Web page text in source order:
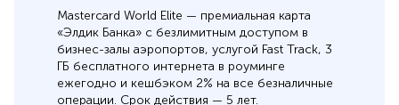
Mastercard World Elite — премиальная карта
«Элдик Банка» с безлимитным доступом в
бизнес-залы аэропортов, услугой Fast Track, 3
ГБ бесплатного интернета в роуминге
ежегодно и кешбэком 2% на все безналичные
операции. Срок действия — 5 лет.